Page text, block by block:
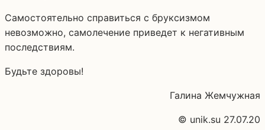
Самостоятельно справиться с бруксизмом
невозможно, самолечение приведет к негативным
последствиям.
Будьте здоровы!
Галина Жемчужная
© unik.su 27.07.20